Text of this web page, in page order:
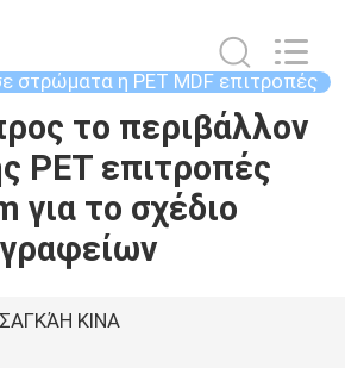
στρώματα η PET MDF επιτροπές
το περιβάλλον
PET επιτροπές
για το σχέδιο
γραφείων
ΣΑΓΚΆΗ ΚΙΝΑ